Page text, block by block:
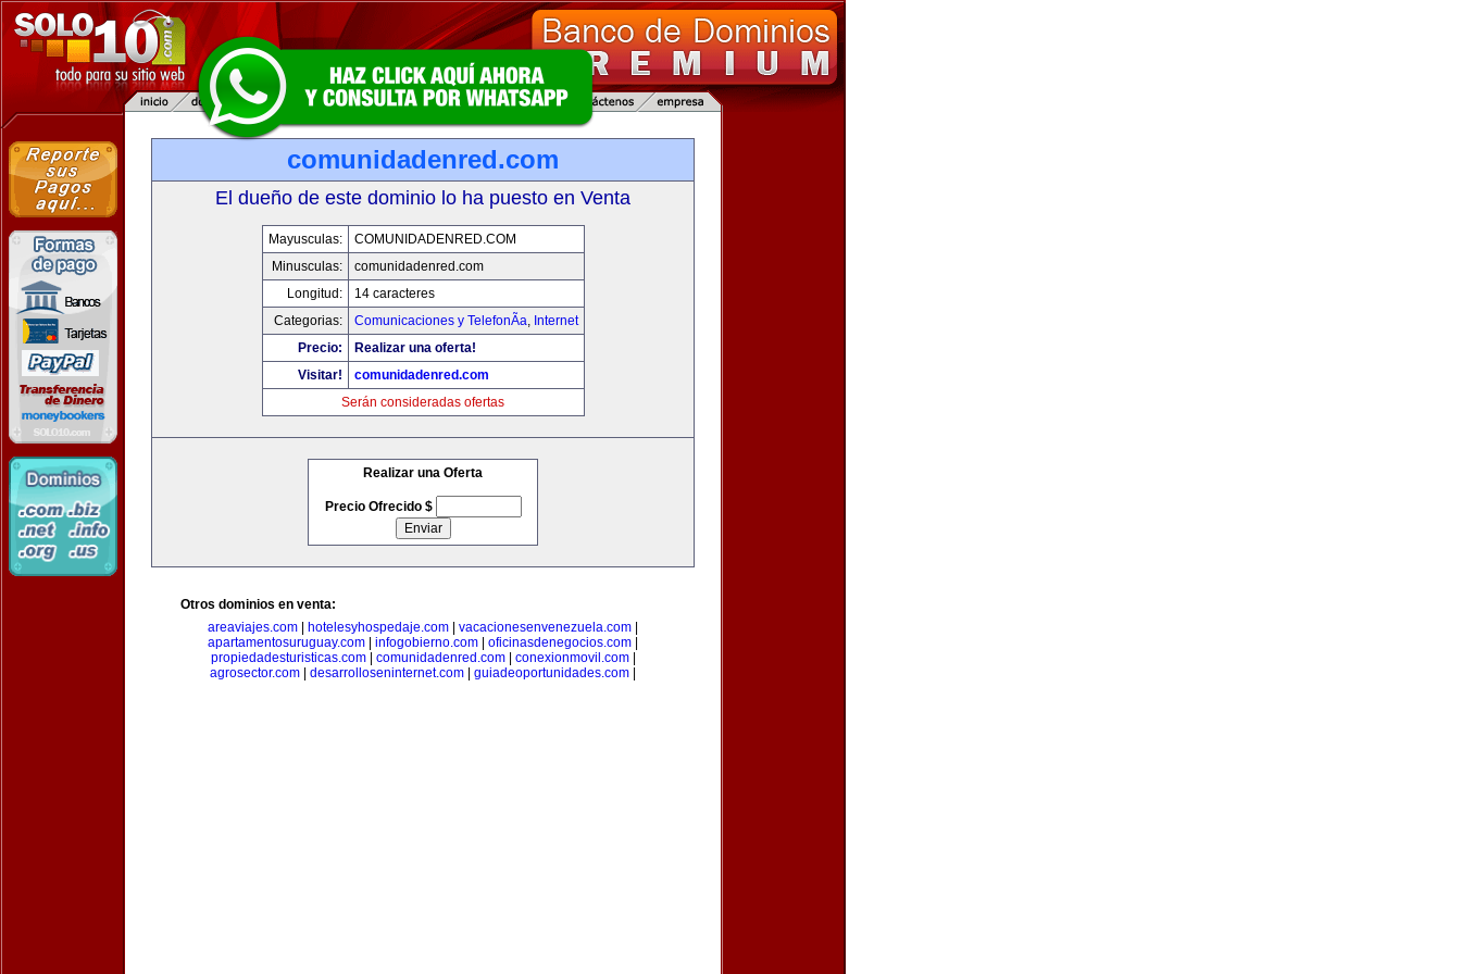
comunidadenred.com
El dueño de este dominio lo ha puesto en Venta
Mayusculas:
COMUNIDADENRED.COM
Minusculas:
comunidadenred.com
Longitud:
14 caracteres
Categorias:
Comunicaciones y TelefonÃ­a, Internet
Precio:
Realizar una oferta!
Visitar!
comunidadenred.com
Serán consideradas ofertas
Realizar una Oferta
Precio Ofrecido $
Otros dominios en venta:
areaviajes.com
hotelesyhospedaje.com vacacionesenvenezuela.com
apartamentosuruguay.com
infogobierno.com oficinasdenegocios.com
propiedadesturisticas.com| comunidadenred.com| conexionmovil.com|
agrosector.com
desarrolloseninternet.com guiadeoportunidades.com